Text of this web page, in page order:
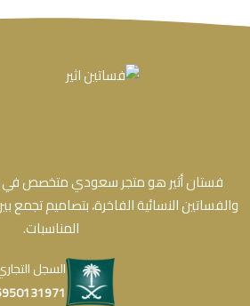
فستان أثير هو متجر سعودي متخصص في
والفساتين النسائية الفاخرة، بتصاميم تجمع
المناسبات.
السجل